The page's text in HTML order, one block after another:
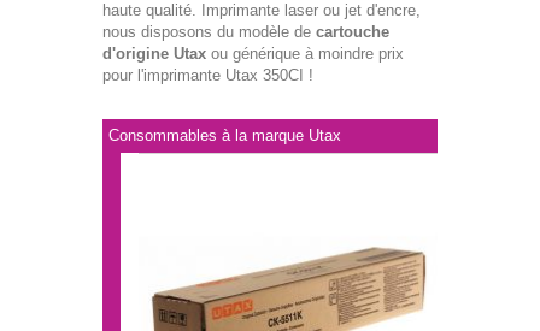
haute qualité. Imprimante laser ou jet d'encre,
nous disposons du modèle de cartouche
d'origine Utax ou générique à moindre prix
pour l'imprimante Utax 350CI !
Consommables à la marque Utax